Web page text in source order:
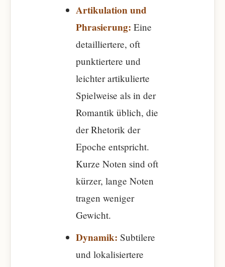
Artikulation und
Phrasierung: Eine
detailliertere, oft
punktiertere und
leichter artikulierte
Spielweise als in der
Romantik üblich, die
der Rhetorik der
Epoche entspricht.
Kurze Noten sind oft
kürzer, lange Noten
tragen weniger
Gewicht.
Dynamik: Subtilere
und lokalisiertere